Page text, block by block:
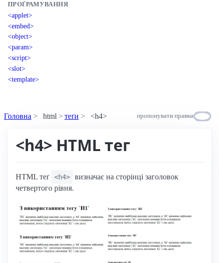
ПРОҐРАМУВАННЯ
<applet>
<embed>
<object>
<param>
<script>
<slot>
<template>
Головна html теґи <h4> пропонувати правки
<h4> HTML тег
HTML теґ <h4>
визначає на сторінці заголовок
четвертого рівня.